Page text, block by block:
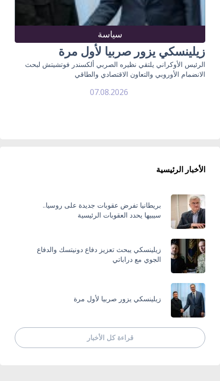
سياسة
زيلينسكي يزور صربيا لأول مرة
الرئيس الأوكراني يلتقي نظيره الصربي ألكسندر فوتشيتش لبحث
الانضمام الأوروبي والتعاون الاقتصادي والطاقي
07.08.2026
الأخبار الرئيسية
بريطانيا تفرض عقوبات جديدة على روسيا..
سيبيها يحدد العقوبات الرئيسية
زيلينسكي يبحث تعزيز دفاع دونيتسك والدفاع
الجوي مع دراباتي
زيلينسكي يزور صربيا لأول مرة
قراءة كل الأخبار